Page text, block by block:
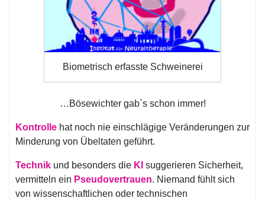
Biometrisch erfasste Schweinerei
…Bösewichter gab`s schon immer!
Kontrolle hat noch nie einschlägige Veränderungen zur
Minderung von Übeltaten geführt.
Technik und besonders die KI suggerieren Sicherheit,
vermitteln ein Pseudovertrauen. Niemand fühlt sich
von wissenschaftlichen oder technischen